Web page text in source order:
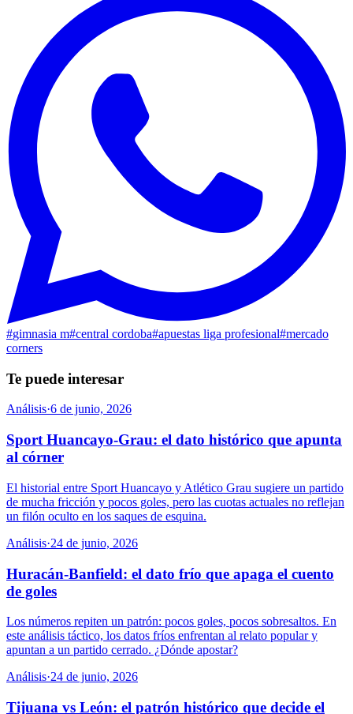
#gimnasia m#central cordoba#apuestas liga profesional#mercado
corners
Te puede interesar
Análisis·6 de junio, 2026
Sport Huancayo-Grau: el dato histórico que apunta
al córner
El historial entre Sport Huancayo y Atlético Grau sugiere un partido
de mucha fricción y pocos goles, pero las cuotas actuales no reflejan
un filón oculto en los saques de esquina.
Análisis·24 de junio, 2026
Huracán-Banfield: el dato frío que apaga el cuento
de goles
Los números repiten un patrón: pocos goles, pocos sobresaltos. En
este análisis táctico, los datos fríos enfrentan al relato popular y
apuntan a un partido cerrado. ¿Dónde apostar?
Análisis·24 de junio, 2026
Tijuana vs León: el patrón histórico que decide el